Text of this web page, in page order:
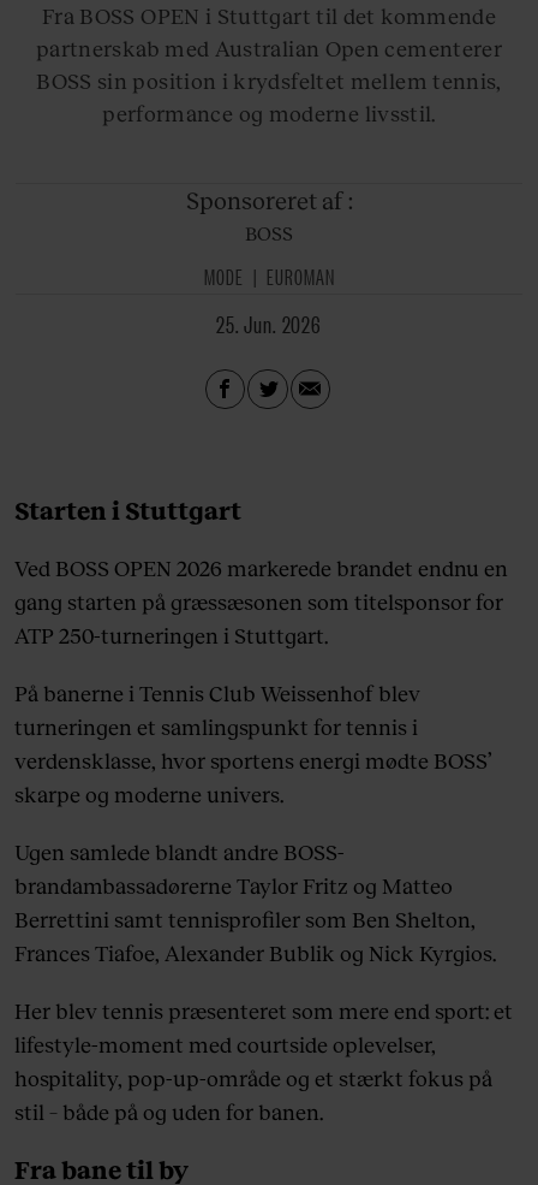
Fra BOSS OPEN i Stuttgart til det kommende
partnerskab med Australian Open cementerer
BOSS sin position i krydsfeltet mellem tennis,
performance og moderne livsstil.
Sponsoreret af :
BOSS
MODE EUROMAN
25. Jun. 2026
Starten i Stuttgart
Ved BOSS OPEN 2026 markerede brandet endnu en
gang starten på græssæsonen som titelsponsor for
ATP 250-turneringen i Stuttgart.
På banerne i Tennis Club Weissenhof blev
turneringen et samlingspunkt for tennis i
verdensklasse, hvor sportens energi mødte BOSS’
skarpe og moderne univers.
Ugen samlede blandt andre BOSS-
brandambassadørerne Taylor Fritz og Matteo
Berrettini samt tennisprofiler som Ben Shelton,
Frances Tiafoe, Alexander Bublik og Nick Kyrgios.
Her blev tennis præsenteret som mere end sport: et
lifestyle-moment med courtside oplevelser,
hospitality, pop-up-område og et stærkt fokus på
stil – både på og uden for banen.
Fra bane til by